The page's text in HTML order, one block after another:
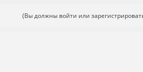
(Вы должны войти или